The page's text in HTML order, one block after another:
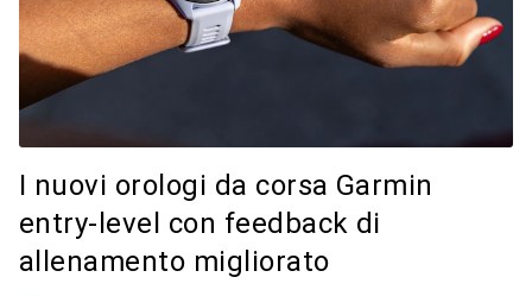
I nuovi orologi da corsa Garmin
entry-level con feedback di
allenamento migliorato